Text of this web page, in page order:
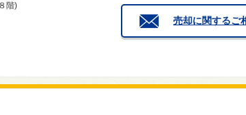
階)
売却に関するご